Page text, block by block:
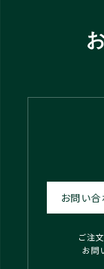
お問い合
ご注
お問